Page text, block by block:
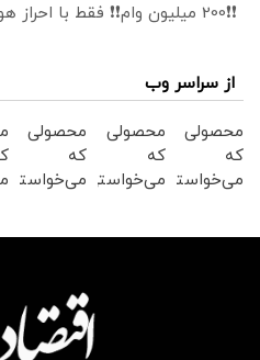
❗❗200 میلیون وام❗❗ فقط با احراز هویت
از سراسر وب
محصولی
که
می‌خواستی
محصولی
که
می‌خواستی
محصولی
که
می‌خواستی
بخر !